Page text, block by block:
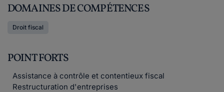
DOMAINES DE COMPÉTENCES
Droit fiscal
POINT FORTS
Assistance à contrôle et contentieux fiscal
Restructuration d'entreprises